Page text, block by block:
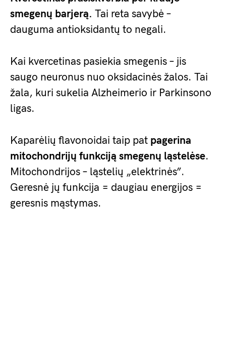
smegenų barjerą. Tai reta savybė –
dauguma antioksidantų to negali.
Kai kvercetinas pasiekia smegenis – jis
saugo neuronus nuo oksidacinės žalos. Tai
žala, kuri sukelia Alzheimerio ir Parkinsono
ligas.
Kaparėlių flavonoidai taip pat pagerina
mitochondrijų funkciją smegenų ląstelėse.
Mitochondrijos – ląstelių „elektrinės”.
Geresnė jų funkcija = daugiau energijos =
geresnis mąstymas.